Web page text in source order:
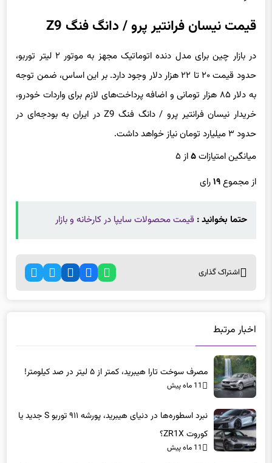
قیمت نیسان فرانتیر پرو / دانگ فنگ Z9
حدود قیمت ۲۰ تا ۲۲ هزار دلار وجود دارد. بر این اساس، ضمن توجه
به دلار ۸۵ هزار تومانی و اضافه پرداخت‌های لازم برای واردات خودرو،
خریدار نیسان فرانتیر پرو / دانگ فنگ Z9 در ایران به بودجه‌ای در
حدود ۳ میلیارد تومان نیاز خواهد داشت.
میانگین امتیازات۵از ۵
از مجموع ۱۹رای
کوروت ZR1X؟